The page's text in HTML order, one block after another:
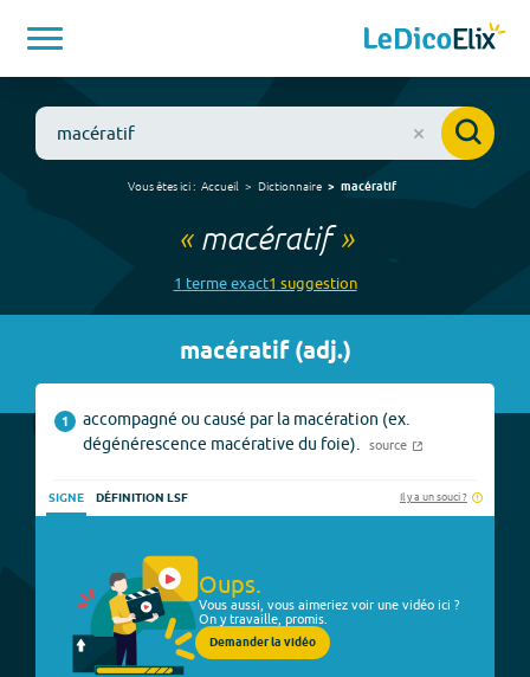
Vous êtes ici : Accueil Dictionnaire macératif
« macératif»
1 termeexact1 suggestion
macératif(adj.)
1
accompagné ou causé par la macération (ex.
dégénérescence macérative du foie).
source
SIGNE DÉFINITION LSF Il y a un souci ?
Oups.
Vous aussi, vous aimeriez voir une vidéo ici ?
On y travaille, promis.
Demander la vidéo